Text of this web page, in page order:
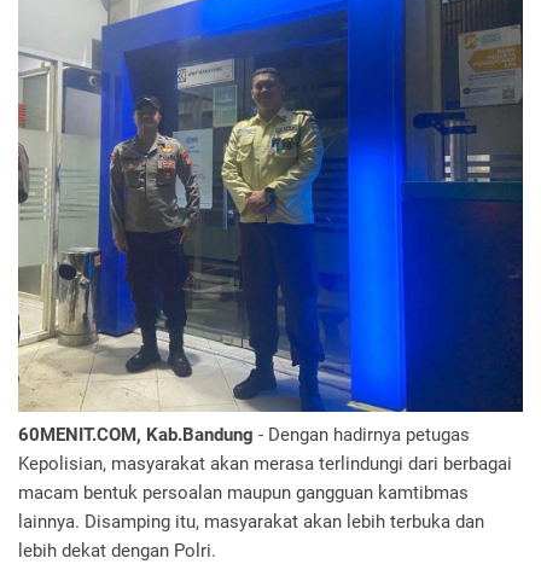
60MENIT.COM, Kab.Bandung - Dengan hadirnya petugas
Kepolisian, masyarakat akan merasa terlindungi dari berbagai
macam bentuk persoalan maupun gangguan kamtibmas
lainnya. Disamping itu, masyarakat akan lebih terbuka dan
lebih dekat dengan Polri.